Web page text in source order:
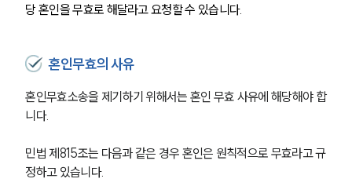
당 혼인을 무효로 해달라고 요청할 수 있습니다.
혼인무효의 사유
혼인무효소송을 제기하기 위해서는 혼인 무효 사유에 해당해야 합
니다.
민법 제815조는 다음과 같은 경우 혼인은 원칙적으로 무효라고 규
정하고 있습니다.